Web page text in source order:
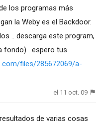
los programas más
la Weby es el Backdoor.
.. descarga este program,
fondo) . espero tus
files/285672069/a-
el 11 oct. 09
de varias cosas